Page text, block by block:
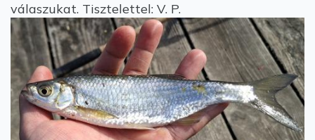
válaszukat. Tisztelettel: V. P.